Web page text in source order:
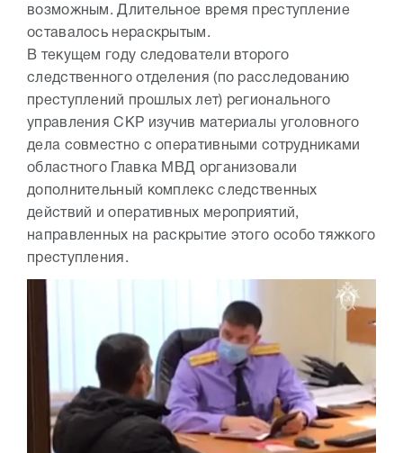
возможным. Длительное время преступление
оставалось нераскрытым.
В текущем году следователи второго
следственного отделения (по расследованию
преступлений прошлых лет) регионального
управления СКР изучив материалы уголовного
дела совместно с оперативными сотрудниками
областного Главка МВД организовали
дополнительный комплекс следственных
действий и оперативных мероприятий,
направленных на раскрытие этого особо тяжкого
преступления.